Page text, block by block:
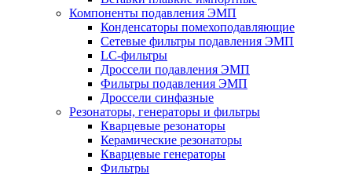
Компоненты подавления ЭМП
Конденсаторы помехоподавляющие
Сетевые фильтры подавления ЭМП
LC-фильтры
Дроссели подавления ЭМП
Фильтры подавления ЭМП
Дроссели синфазные
Резонаторы, генераторы и фильтры
Кварцевые резонаторы
Керамические резонаторы
Кварцевые генераторы
Фильтры